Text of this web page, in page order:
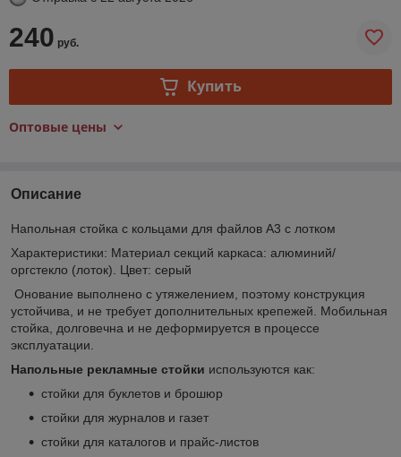
240 руб.
Купить
Оптовые цены
Описание
Напольная стойка с кольцами для файлов А3 с лотком
Характеристики: Материал секций каркаса: алюминий/
оргстекло (лоток). Цвет: серый
Онование выполнено с утяжелением, поэтому конструкция
устойчива, и не требует дополнительных крепежей. Мобильная
стойка, долговечна и не деформируется в процессе
эксплуатации.
Напольные рекламные стойки используются как:
стойки для буклетов и брошюр
стойки для журналов и газет
стойки для каталогов и прайс-листов